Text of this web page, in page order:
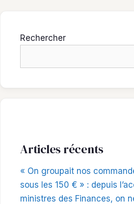
Rechercher
Articles récents
« On groupait nos
sous les 150 € » : depuis
ministres des Finances, on